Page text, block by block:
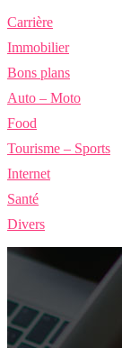
Carrière
Immobilier
Bons plans
Auto – Moto
Food
Tourisme – Sports
Internet
Santé
Divers